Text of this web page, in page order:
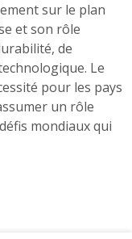
sur le plan
et son rôle
de
Le
pour les pays
un rôle
mondiaux qui